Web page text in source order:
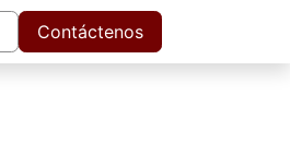
Contáctenos